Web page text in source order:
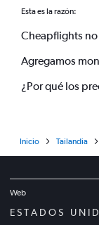
Esta es la razón:
Cheapflights
Agregamos
¿Por qué los
Inicio Tailandia
Web
ESTADOS